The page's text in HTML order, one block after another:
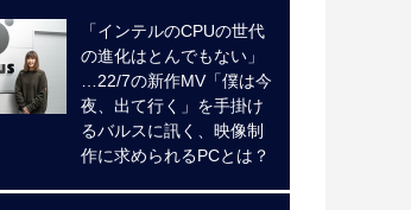
「インテルのCPUの世代
の進化はとんでもない」
…22/7の新作MV「僕は今
夜、出て行く」を手掛け
るバルスに訊く、映像制
作に求められるPCとは？